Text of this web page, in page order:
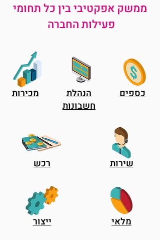
ממשק אפקטיבי בין כל תחומי
פעילות החברה
כספים
הנהלת
חשבונות
מכירות
שירות
מלאי
רכש
ייצור